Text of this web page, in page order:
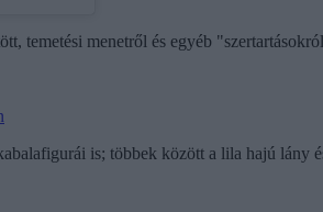
temetési menetről és egyéb
is; többek között a lila hajú lány